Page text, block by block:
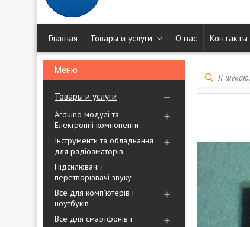
Главная Товары и услуги О нас Контакты
Товары и услуги
Arduino модулі та
Електронні компоненти
Інструменти та обладнання
для радіоаматорів
Підсилювачі і
перетворювачі звуку
Все для комп'ютерів і
ноутбуків
Все для смартфонів і